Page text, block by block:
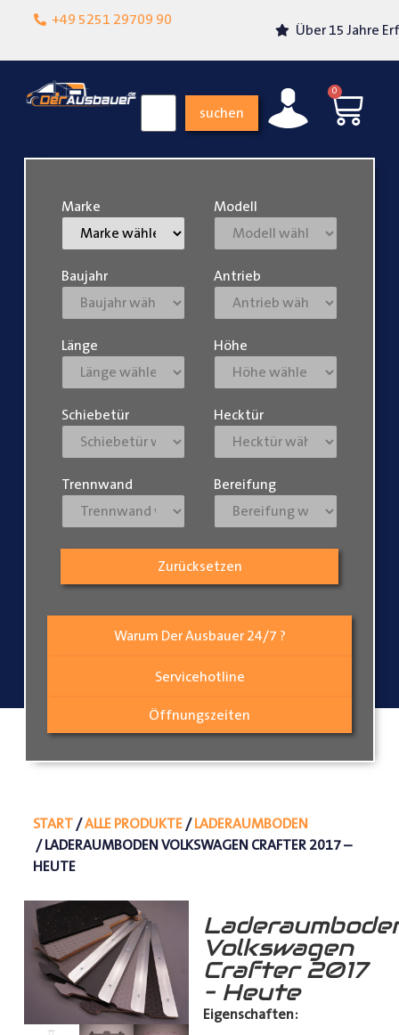
+49 5251 29709 90
Lokalgeschäft in
Über 15 Jahre Erfahrung
suchen
0
Warum Der Ausbauer 24/7 ?
Servicehotline
Öffnungszeiten
Marke Modell
Baujahr Antrieb
Länge Höhe
Schiebetür Hecktür
Trennwand Bereifung
Zurücksetzen
START/ALLE PRODUKTE/LADERAUMBODEN
/ LADERAUMBODEN VOLKSWAGEN CRAFTER 2017 –
HEUTE
Volkswagen
Crafter 2017
– Heute
Eigenschaften: